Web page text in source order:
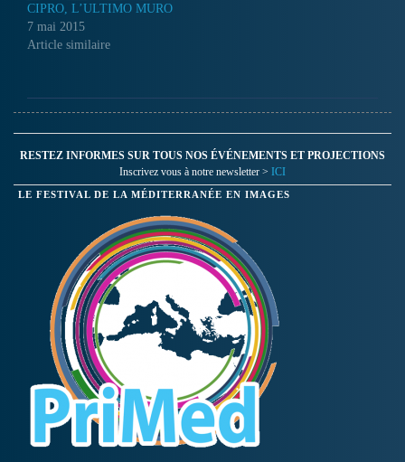
CIPRO, L’ULTIMO MURO
7 mai 2015
Article similaire
RESTEZ INFORMES SUR TOUS NOS ÉVÉNEMENTS ET PROJECTIONS
Inscrivez vous à notre newsletter > ICI
LE FESTIVAL DE LA MÉDITERRANÉE EN IMAGES